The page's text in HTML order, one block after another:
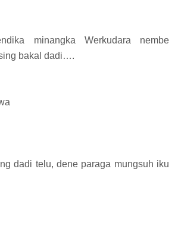
minangka Werkudara nembe
bakal dadi….
dadi telu, dene paraga mungsuh iku